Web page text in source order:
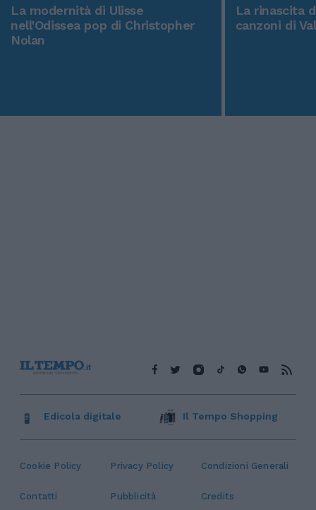
La modernità di Ulisse
nell'Odissea pop di Christopher
Nolan
La rinascita
canzoni di
Cookie Policy Privacy Policy Condizioni Generali
Contatti Pubblicità Credits
Edicola digitale Il Tempo Shopping